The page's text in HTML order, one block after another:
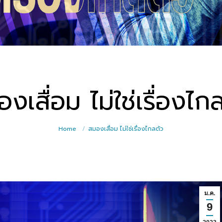
เสื่อม ไม่ใช่เรื่องไ
Home สมองเสื่อม ไม่ใช่เรื่องไกลตัว
ม.ค.
9